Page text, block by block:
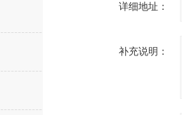
详细地址：
补充说明：